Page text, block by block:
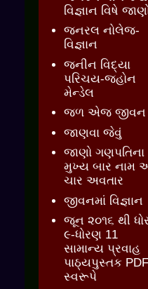
વિજ્ઞાન વિષે
જનરલ નોલેજ-
વિજ્ઞાન
જનીન વિદ્યા
પરિચય-જ્હોન
મેન્ડેલ
જળ એજ જીવન
જાણવા જેવું
જાણો ગણપતિના
મુખ્ય બાર નામ
ચાર અવતાર
જીવનમાં વિજ્ઞાન
જૂન ૨૦૧૬ થી
૯-ધોરણ 11
સામાન્ય પ્રવાહ
પાઠ્યપુસ્તક PDF
સ્વરૂપે